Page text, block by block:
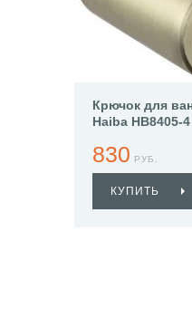
Крючок для
Haiba HB8405-4
830 РУБ.
КУПИТЬ